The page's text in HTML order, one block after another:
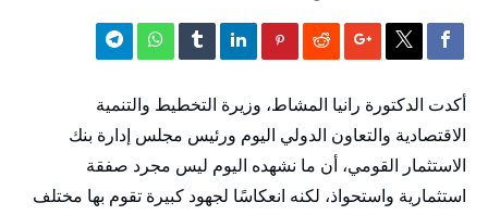
أكدت الدكتورة رانيا المشاط، وزيرة التخطيط والتنمية
الاقتصادية والتعاون الدولي اليوم ورئيس مجلس إدارة بنك
الاستثمار القومي، أن ما نشهده اليوم ليس مجرد صفقة
استثمارية واستحواذ، لكنه انعكاسًا لجهود كبيرة تقوم بها مختلف